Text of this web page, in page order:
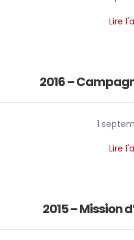
Lire
2016 –
1
Lire
2015 – Mission